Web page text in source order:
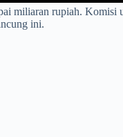
miliaran rupiah.
ini.